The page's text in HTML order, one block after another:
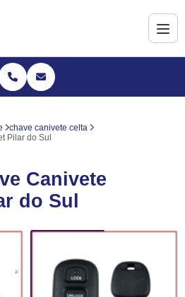
chave canivete celta
Pilar do Sul
Canivete
do Sul